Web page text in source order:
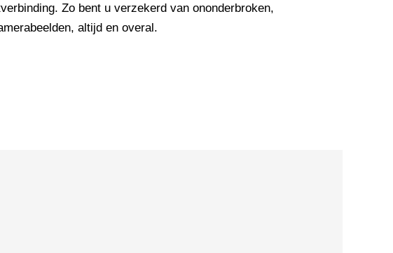
Zo bent u verzekerd van ononderbroken,
altijd en overal.